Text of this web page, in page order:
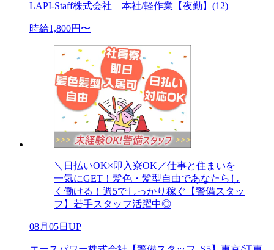
LAPI-Staff株式会社 本社/軽作業【夜勤】(12)
時給1,800円〜
＼日払いOK×即入寮OK／仕事と住まいを
一気にGET！髪色・髪型自由であなたらし
く働ける！週5でしっかり稼ぐ【警備スタッ
フ】若手スタッフ活躍中◎
08月05日UP